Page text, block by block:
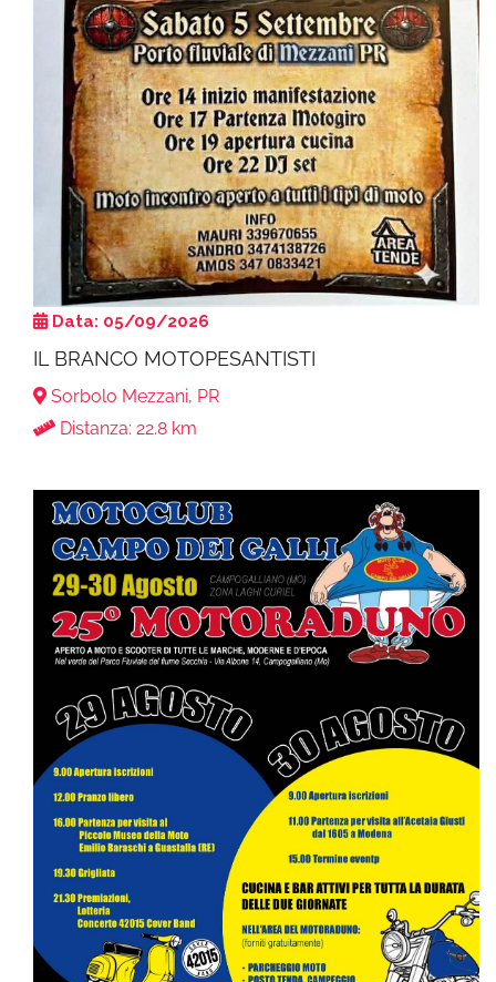
Data: 05/09/2026
IL BRANCO MOTOPESANTISTI
Sorbolo Mezzani, PR
Distanza: 22.8 km